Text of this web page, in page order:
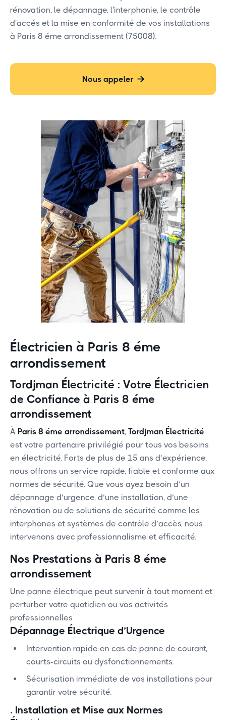
rénovation, le dépannage, l'interphonie, le contrôle
d'accés et la mise en conformité de vos installations
à Paris 8 éme arrondissement (75008).
Nous appeler 
Électricien à Paris 8 éme
arrondissement
Tordjman Électricité : Votre Électricien
de Confiance à Paris 8 éme
arrondissement
À Paris 8 éme arrondissement, Tordjman Électricité
est votre partenaire privilégié pour tous vos besoins
en électricité. Forts de plus de 15 ans d’expérience,
nous offrons un service rapide, fiable et conforme aux
normes de sécurité. Que vous ayez besoin d’un
dépannage d’urgence, d’une installation, d’une
rénovation ou de solutions de sécurité comme les
interphones et systèmes de contrôle d’accès, nous
intervenons avec professionnalisme et efficacité.
Nos Prestations à Paris 8 éme
arrondissement
Une panne électrique peut survenir à tout moment et
perturber votre quotidien ou vos activités
professionnelles
Dépannage Électrique d’Urgence
Intervention rapide en cas de panne de courant,
courts-circuits ou dysfonctionnements.
Sécurisation immédiate de vos installations pour
garantir votre sécurité.
. Installation et Mise aux Normes